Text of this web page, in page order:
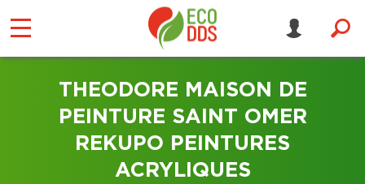
THEODORE MAISON DE
PEINTURE SAINT OMER
REKUPO PEINTURES
ACRYLIQUES